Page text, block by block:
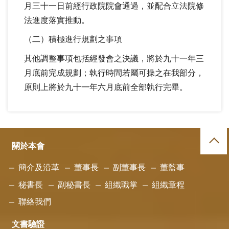
月三十一日前經行政院院會通過，並配合立法院修
法進度落實推動。
（二）積極進行規劃之事項
其他調整事項包括經發會之決議，將於九十一年三
月底前完成規劃；執行時間若屬可操之在我部分，
原則上將於九十一年六月底前全部執行完畢。
關於本會
簡介及沿革 董事長 副董事長 董監事
秘書長 副秘書長 組織職掌 組織章程
聯絡我們
文書驗證